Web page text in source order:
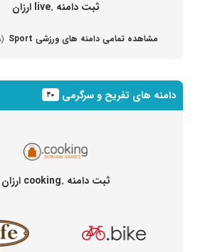
ثبت دامنه .live ارزان
مشاهده تمامی دامنه های ورزشی Sport (۲۸ دامنه مختلف)
دامنه های تفریح و سرگرمی ۴۰
ثبت دامنه .cooking ارزان